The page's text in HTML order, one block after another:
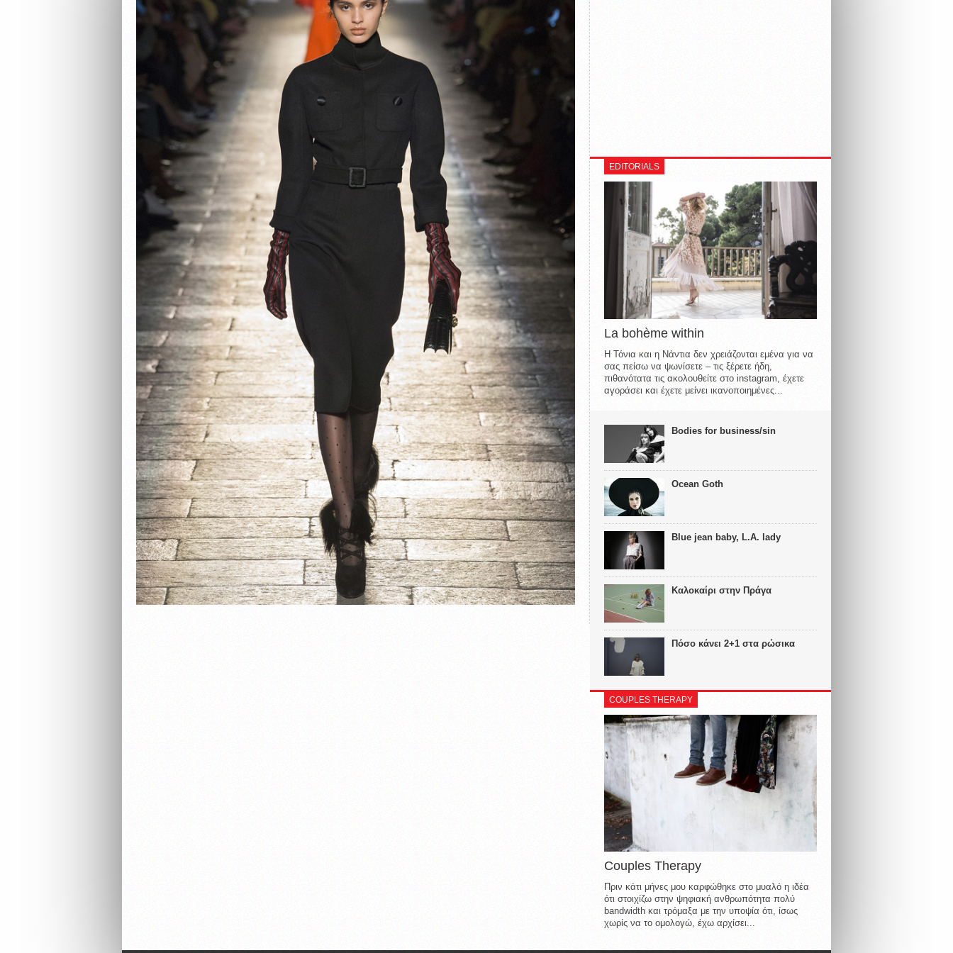
EDITORIALS
La bohème within
Η Τόνια και η Νάντια δεν χρειάζονται εμένα για να
σας πείσω να ψωνίσετε – τις ξέρετε ήδη,
πιθανότατα τις ακολουθείτε στο instagram, έχετε
αγοράσει και έχετε μείνει ικανοποιημένες...
Bodies for business/sin
Ocean Goth
Blue jean baby, L.A. lady
Καλοκαίρι στην Πράγα
Πόσο κάνει 2+1 στα ρώσικα
COUPLES THERAPY
Couples Therapy
Πριν κάτι μήνες μου καρφώθηκε στο μυαλό η ιδέα
ότι στοιχίζω στην ψηφιακή ανθρωπότητα πολύ
bandwidth και τρόμαξα με την υποψία ότι, ίσως
χωρίς να το ομολογώ, έχω αρχίσει...